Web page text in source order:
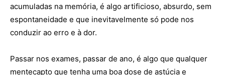
acumuladas na memória, é algo artificioso, absurdo, sem
espontaneidade e que inevitavelmente só pode nos
conduzir ao erro e à dor.
Passar nos exames, passar de ano, é algo que qualquer
mentecapto que tenha uma boa dose de astúcia e